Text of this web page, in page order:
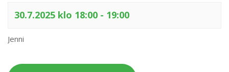
30.7.2025 klo 18:00 - 19:00
Jenni